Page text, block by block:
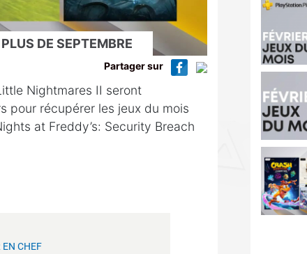
DE SEPTEMBRE
Partager sur
Nightmares II seront
pour récupérer les jeux du mois
at Freddy’s: Security Breach
EN CHEF